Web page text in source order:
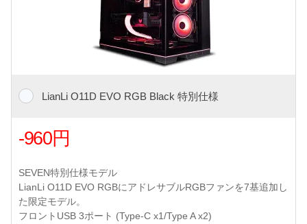
LianLi O11D EVO RGB Black 特別仕様
-960円
SEVEN特別仕様モデル
LianLi O11D EVO RGBにアドレサブルRGBファンを7基追加し
た限定モデル。
フロントUSB 3ポート (Type-C x1/Type A x2)